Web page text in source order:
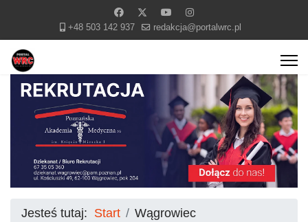
+48 503 142 937 redakcja@portalwrc.pl
Jesteś tutaj: Start
Wągrowiec